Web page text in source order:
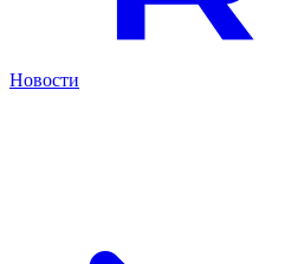
Новости